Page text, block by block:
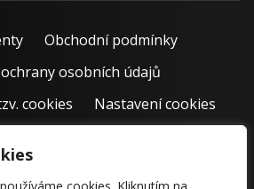
Obchodní podmínky
osobních údajů
cookies
Nastavení cookies